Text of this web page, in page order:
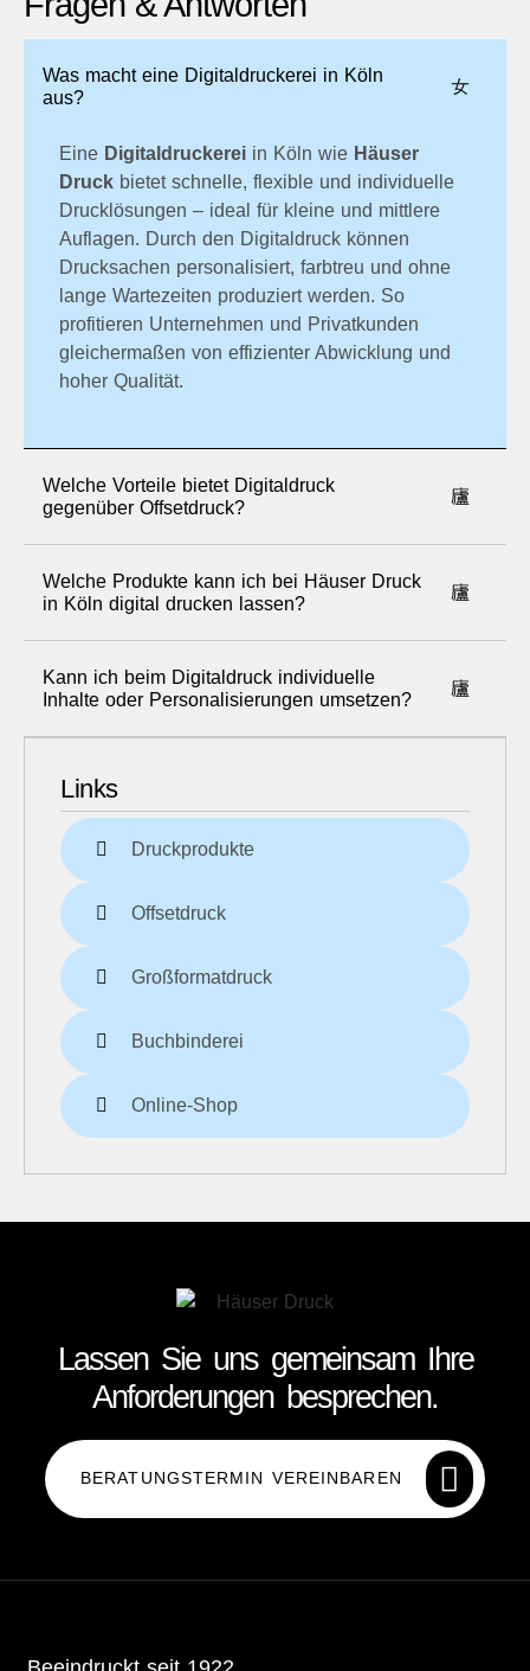
Links
Druckprodukte
Offsetdruck
Großformatdruck
Buchbinderei
Online-Shop
Was macht eine Digitaldruckerei in Köln
aus?
Eine Digitaldruckerei in Köln wie Häuser
Druck bietet schnelle, flexible und individuelle
Drucklösungen – ideal für kleine und mittlere
Auflagen. Durch den Digitaldruck können
Drucksachen personalisiert, farbtreu und ohne
lange Wartezeiten produziert werden. So
profitieren Unternehmen und Privatkunden
gleichermaßen von effizienter Abwicklung und
hoher Qualität.
Welche Vorteile bietet Digitaldruck
gegenüber Offsetdruck?
Welche Produkte kann ich bei Häuser Druck
in Köln digital drucken lassen?
Kann ich beim Digitaldruck individuelle
Inhalte oder Personalisierungen umsetzen?
Lassen Sie uns gemeinsam Ihre
Anforderungen besprechen.
BERATUNGSTERMIN VEREINBAREN